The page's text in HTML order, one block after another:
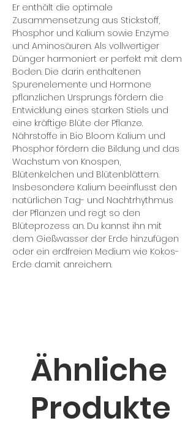
Er enthält die optimale
Zusammensetzung aus Stickstoff,
Phosphor und Kalium sowie Enzyme
und Aminosäuren. Als vollwertiger
Dünger harmoniert er perfekt mit dem
Boden. Die darin enthaltenen
Spurenelemente und Hormone
pflanzlichen Ursprungs fördern die
Entwicklung eines starken Stiels und
eine kräftige Blüte der Pflanze.
Nährstoffe in Bio Bloom Kalium und
Phosphor fördern die Bildung und das
Wachstum von Knospen,
Blütenkelchen und Blütenblättern.
Insbesondere Kalium beeinflusst den
natürlichen Tag- und Nachtrhythmus
der Pflanzen und regt so den
Blüteprozess an. Du kannst ihn mit
dem Gießwasser der Erde hinzufügen
oder ein erdfreien Medium wie Kokos-
Erde damit anreichern.
Ähnliche
Produkte